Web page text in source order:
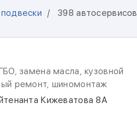
398 автосервисов
замена масла, кузовной
ремонт, шиномонтаж
Кижеватова 8А